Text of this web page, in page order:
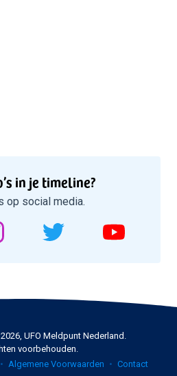
in je timeline?
op social media.
UFO Meldpunt Nederland.
voorbehouden.
Algemene Voorwaarden Contact